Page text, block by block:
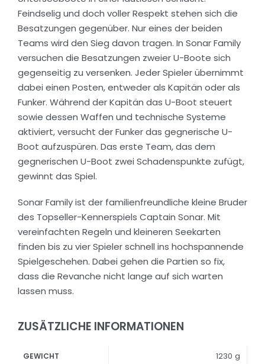
Feindselig und doch voller Respekt stehen sich die
Besatzungen gegenüber. Nur eines der beiden
Teams wird den Sieg davon tragen. In Sonar Family
versuchen die Besatzungen zweier U-Boote sich
gegenseitig zu versenken. Jeder Spieler übernimmt
dabei einen Posten, entweder als Kapitän oder als
Funker. Während der Kapitän das U-Boot steuert
sowie dessen Waffen und technische Systeme
aktiviert, versucht der Funker das gegnerische U-
Boot aufzuspüren. Das erste Team, das dem
gegnerischen U-Boot zwei Schadenspunkte zufügt,
gewinnt das Spiel.
Sonar Family ist der familienfreundliche kleine Bruder
des Topseller-Kennerspiels Captain Sonar. Mit
vereinfachten Regeln und kleineren Seekarten
finden bis zu vier Spieler schnell ins hochspannende
Spielgeschehen. Dabei gehen die Partien so fix,
dass die Revanche nicht lange auf sich warten
lassen muss.
ZUSÄTZLICHE INFORMATIONEN
GEWICHT 1230 g